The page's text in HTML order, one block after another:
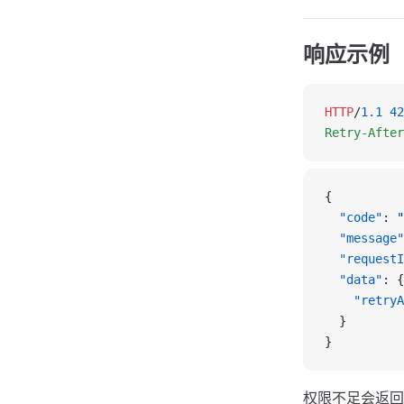
响应示例
HTTP/1.1
Retry-After
{
  "code"
:
  "message"
  "data"
: {
  }
}
权限不足会返